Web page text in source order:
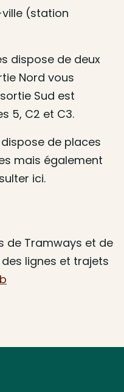
(station
dispose de deux
Nord vous
Sud est
5, C2 et C3.
de places
mais également
ici.
de Tramways et de
des lignes et trajets